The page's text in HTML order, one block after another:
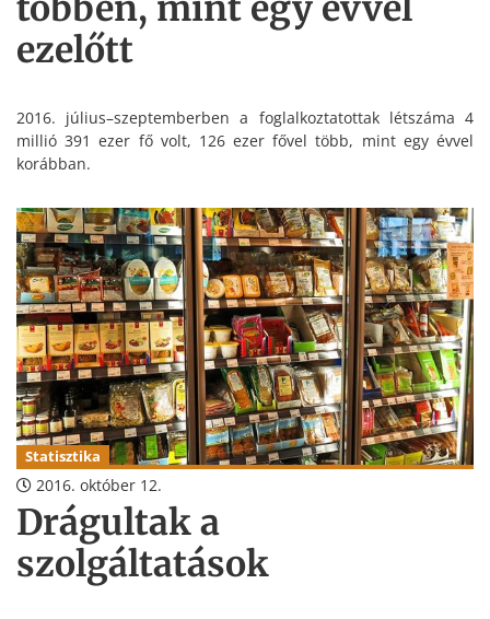
ezelőtt
2016. július–szeptemberben a foglalkoztatottak létszáma 4
millió 391 ezer fő volt, 126 ezer fővel több, mint egy évvel
korábban.
Statisztika
2016. október 12.
Drágultak a
szolgáltatások